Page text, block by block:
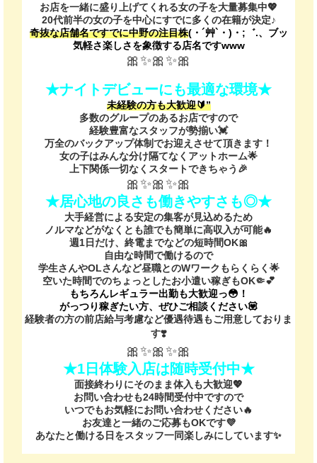
お店を一緒に盛り上げてくれる女の子を大量募集中💖
20代前半の女の子を中心にすでに多くの在籍が決定♪
奇抜な店舗名ですでに中野の注目株(・´艸`・)・;゛.、ブッ
気軽さ楽しさを象徴する店名ですwww
🎀✨🎀✨🎀
★ナイトデビューにも最適な環境★
未経験の方も大歓迎🔰”
多数のグループのあるお店ですので
経験豊富なスタッフが勢揃い💓
万全のバックアップ体制でお迎えさせて頂きます！
女の子はみんな分け隔てなくアットホーム🌟
上下関係一切なくスタートできちゃう🎉
🎀✨🎀✨🎀
★居心地の良さも働きやすさも◎★
大手経営による安定の集客が見込めるため
ノルマなどがなくとも誰でも簡単に高収入が可能🔥
週1日だけ、終電までなどの短時間OK🎀
自由な時間で働けるので
学生さんやOLさんなど昼職とのWワークもらくらく🌟
空いた時間でのちょっとしたお小遣い稼ぎもOK🤏💕
もちろんレギュラー出勤も大歓迎っ😳！
がっつり稼ぎたい方、ぜひご相談ください💟
経験者の方の前店給与考慮など優遇待遇もご用意しておりま
す❣️
🎀✨🎀✨🎀
★1日体験入店は随時受付中★
面接終わりにそのまま体入も大歓迎💖
お問い合わせも24時間受付中ですので
いつでもお気軽にお問い合わせください🔥
お友達と一緒のご応募もOKです💜
あなたと働ける日をスタッフ一同楽しみにしています✨